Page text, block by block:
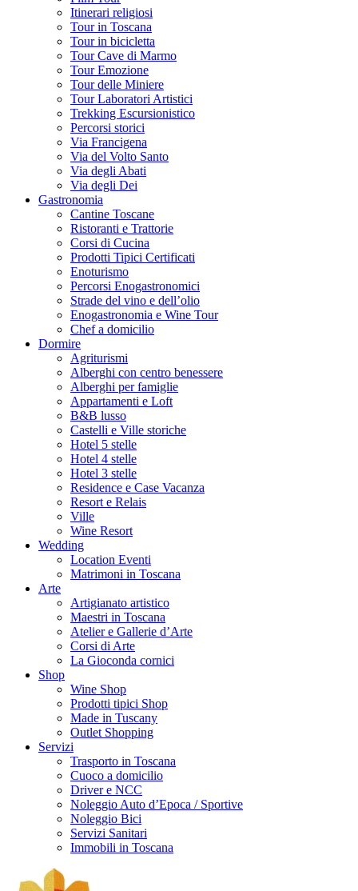
Itinerari religiosi
Tour in Toscana
Tour in bicicletta
Tour Cave di Marmo
Tour Emozione
Tour delle Miniere
Tour Laboratori Artistici
Trekking Escursionistico
Percorsi storici
Via Francigena
Via del Volto Santo
Via degli Abati
Via degli Dei
Gastronomia
Cantine Toscane
Ristoranti e Trattorie
Corsi di Cucina
Prodotti Tipici Certificati
Enoturismo
Percorsi Enogastronomici
Strade del vino e dell’olio
Enogastronomia e Wine Tour
Chef a domicilio
Dormire
Agriturismi
Alberghi con centro benessere
Alberghi per famiglie
Appartamenti e Loft
B&B lusso
Castelli e Ville storiche
Hotel 5 stelle
Hotel 4 stelle
Hotel 3 stelle
Residence e Case Vacanza
Resort e Relais
Ville
Wine Resort
Wedding
Location Eventi
Matrimoni in Toscana
Arte
Artigianato artistico
Maestri in Toscana
Atelier e Gallerie d’Arte
Corsi di Arte
La Gioconda cornici
Shop
Wine Shop
Prodotti tipici Shop
Made in Tuscany
Outlet Shopping
Servizi
Trasporto in Toscana
Cuoco a domicilio
Driver e NCC
Noleggio Auto d’Epoca / Sportive
Noleggio Bici
Servizi Sanitari
Immobili in Toscana